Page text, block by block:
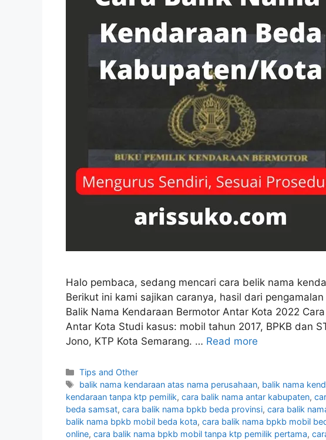
Halo pembaca, sedang mencari cara belik nama
Berikut ini kami sajikan caranya, hasil dari
Balik Nama Kendaraan Bermotor Antar Kota 2022
Antar Kota Studi kasus: mobil tahun 2017, BPKB dan
Jono, KTP Kota Semarang. … Read more
Categories
Tips and Other
Tags
balik nama kendaraan atas nama perusahaan, balik nama
kendaraan tanpa ktp pemilik, cara balik nama antar kabupaten,
beda samsat, cara balik nama bpkb beda provinsi, cara balik
balik nama bpkb mobil beda kota, cara balik nama bpkb mobil
online, cara balik nama bpkb mobil tanpa ktp pemilik pertama,